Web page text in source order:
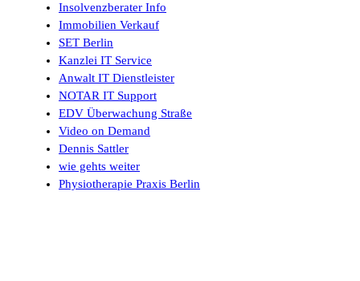
Insolvenzberater Info
Immobilien Verkauf
SET Berlin
Kanzlei IT Service
Anwalt IT Dienstleister
NOTAR IT Support
EDV Überwachung Straße
Video on Demand
Dennis Sattler
wie gehts weiter
Physiotherapie Praxis Berlin